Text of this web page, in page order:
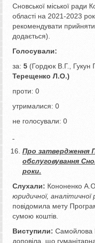
Сновської міської ради
області на 2021-2023
рекомендувати
додається).
Голосували:
за: 5 (Гордюк В.Г.,
Терещенко Л.О.)
проти: 0
утрималися: 0
не голосували: 0
Про затвердження
обслуговування
роки.
Слухали: Кононенко
юридичної,
повідомила мету
сумою коштів.
Виступили: Самойлова
доповіла, що